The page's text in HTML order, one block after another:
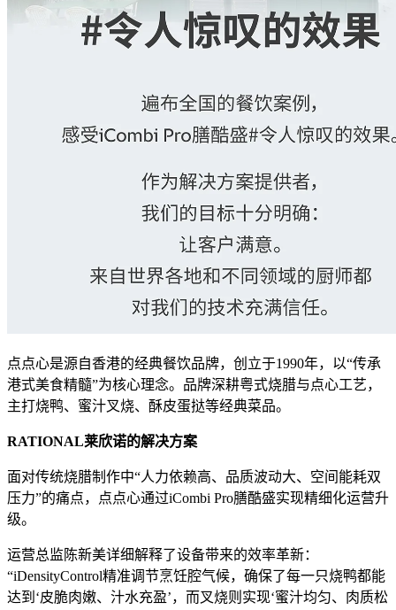
点点心是源自香港的经典餐饮品牌，创立于1990年，以“传承
港式美食精髓”为核心理念。品牌深耕粤式烧腊与点心工艺，
主打烧鸭、蜜汁叉烧、酥皮蛋挞等经典菜品。
RATIONAL莱欣诺的解决方案
面对传统烧腊制作中“人力依赖高、品质波动大、空间能耗双
压力”的痛点，点点心通过iCombi Pro膳酷盛实现精细化运营升
级。
运营总监陈新美详细解释了设备带来的效率革新：
“iDensityControl精准调节烹饪腔气候，确保了每一只烧鸭都能
达到‘皮脆肉嫩、汁水充盈’，而叉烧则实现‘蜜汁均匀、肉质松